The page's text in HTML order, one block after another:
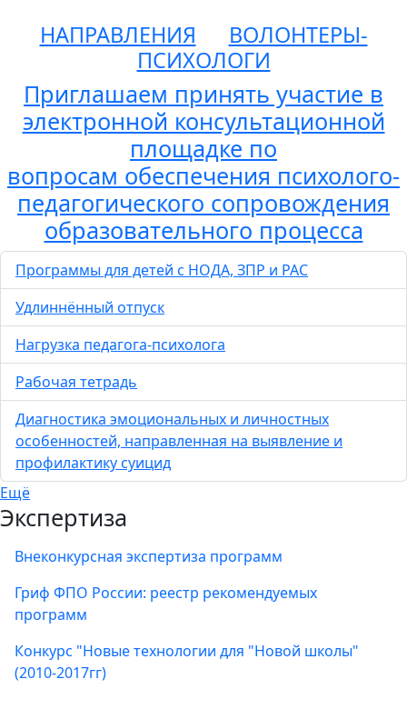
НАПРАВЛЕНИЯ
ВОЛОНТЕРЫ-
ПСИХОЛОГИ
Приглашаем принять участие в
электронной консультационной
площадке по
вопросам обеспечения психолого-
педагогического сопровождения
образовательного процесса
Программы для детей с НОДА, ЗПР и РАС
Удлиннённый отпуск
Нагрузка педагога-психолога
Рабочая тетрадь
Диагностика эмоциональных и личностных
особенностей, направленная на выявление и
профилактику суицид
Ещё
Экспертиза
Внеконкурсная экспертиза программ
Гриф ФПО России: реестр рекомендуемых
программ
Конкурс "Новые технологии для "Новой школы"
(2010-2017гг)